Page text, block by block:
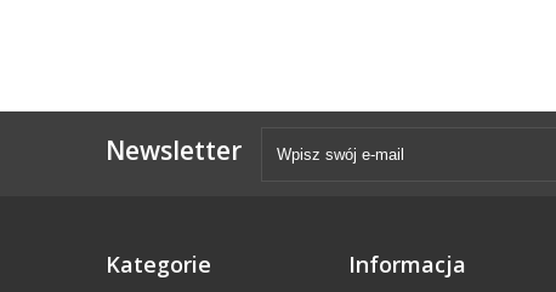
Newsletter
Kategorie Informacja